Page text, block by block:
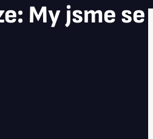
My jsme se